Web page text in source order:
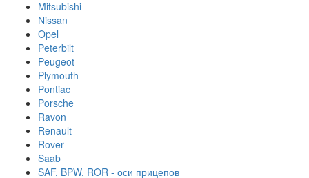
Mitsubishi
Nissan
Opel
Peterbilt
Peugeot
Plymouth
Pontiac
Porsche
Ravon
Renault
Rover
Saab
SAF, BPW, ROR - оси прицепов